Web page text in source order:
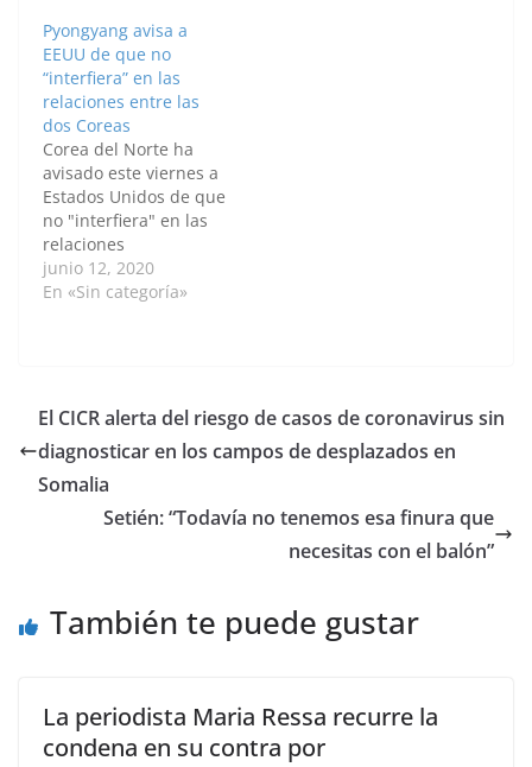
de que las autoridades
del país hayan
detectado su primer
caso sospechoso de
coronavirus en
Kaesong, por el que
han decidido bloquear
los accesos…
Pyongyang avisa a
EEUU de que no
“interfiera” en las
relaciones entre las
dos Coreas
Corea del Norte ha
avisado este viernes a
Estados Unidos de que
no "interfiera" en las
relaciones
intercoreanas, después
de que el
cierre de los canales
Pyongyang y Seúl.
Estados Unidos urgió a
Corea del Norte a
retomar…
junio 12, 2020
En «Sin categoría»
El CICR alerta del riesgo de casos de coronavirus sin
diagnosticar en los campos de desplazados en
Somalia
Setién: “Todavía no tenemos esa finura que
necesitas con el balón”
También te puede gustar
La periodista Maria Ressa recurre la
condena en su contra por